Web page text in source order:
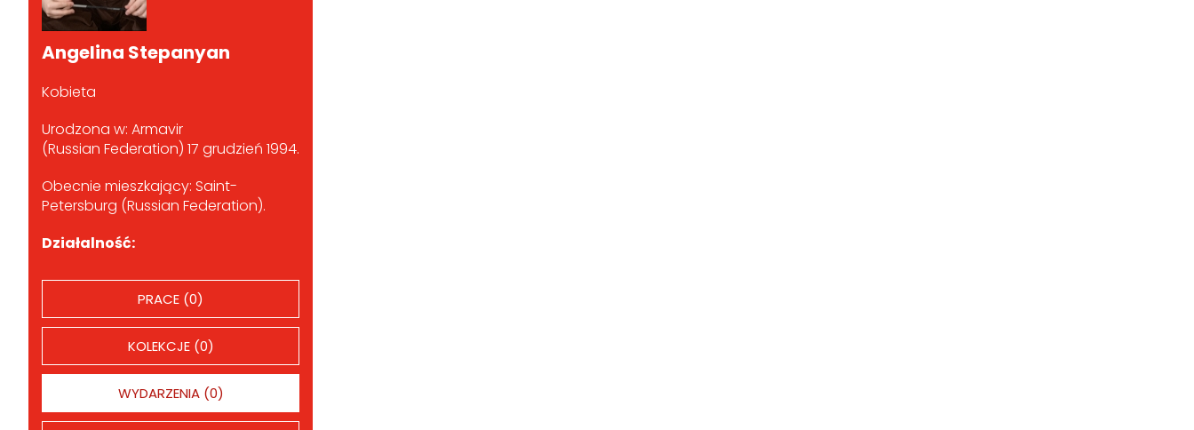
Angelina Stepanyan
Kobieta
Urodzona w: Armavir
(Russian Federation) 17 grudzień 1994.
Obecnie mieszkający: Saint-
Petersburg (Russian Federation).
Działalność:
PRACE (0)
KOLEKCJE (0)
WYDARZENIA (0)